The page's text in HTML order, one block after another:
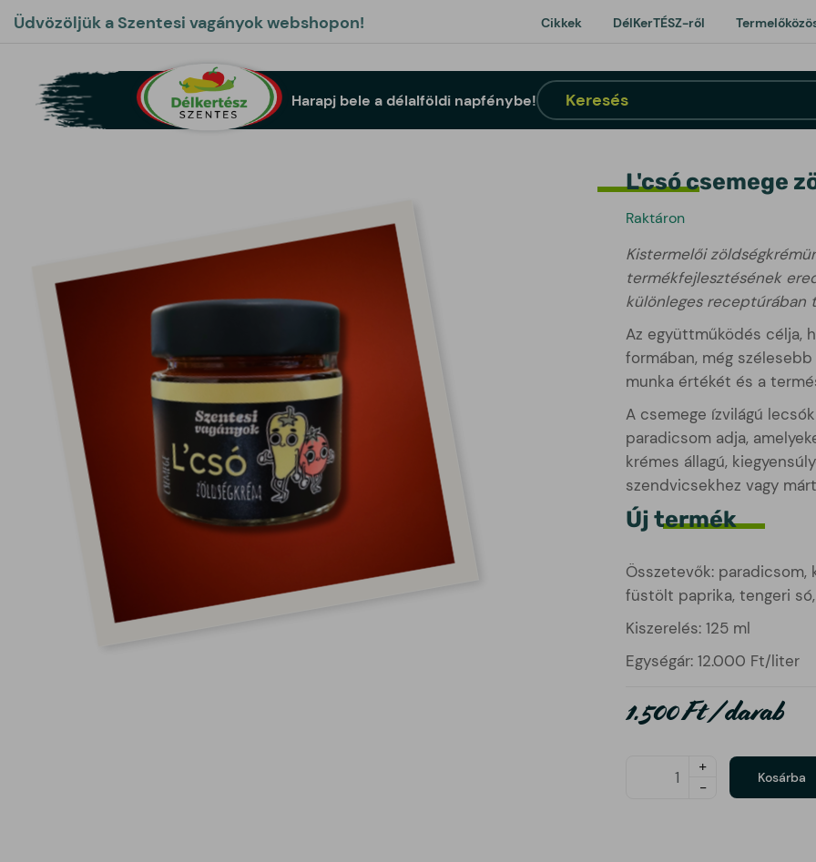
Üdvözöljük a Szentesi vagányok webshopon! Cikkek DélKerTÉSZ-ről
Harapj bele a délalföldi napfénybe!
Keresés
Keresés
L'csó csemege
Raktáron
Kistermelői
termékfejlesztésének
különleges receptúrában
Az együttműködés célja,
formában, még
munka értékét és a
A csemege ízvilágú
paradicsom adja,
krémes állagú,
szendvicsekhez vagy
Új termék
Összetevők: paradicsom,
füstölt paprika, tengeri
Kiszerelés: 125 ml
Egységár: 12.000 Ft/liter
1.500 Ft / darab
+
-
Kosárba